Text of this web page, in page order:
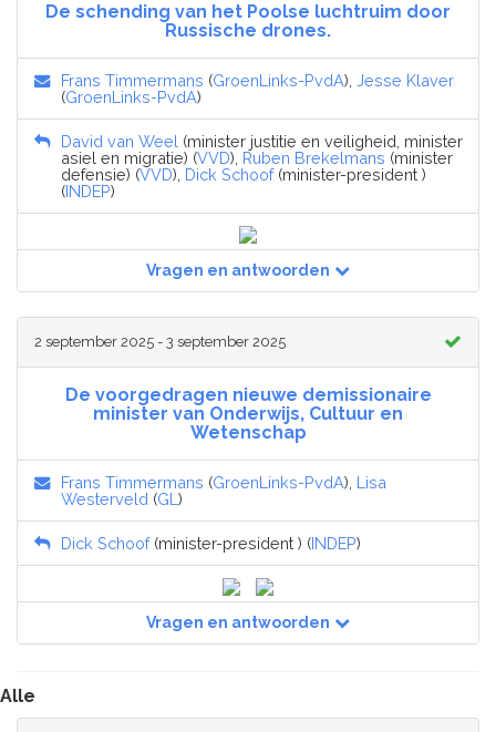
De schending van het Poolse luchtruim door
Russische drones.
Frans Timmermans (GroenLinks-PvdA), Jesse Klaver
(GroenLinks-PvdA)
David van Weel (minister justitie en veiligheid, minister
asiel en migratie) (VVD), Ruben Brekelmans (minister
defensie) (VVD), Dick Schoof(minister-president )
(INDEP)
Vragen en antwoorden
2 september 2025 - 3 september 2025
De voorgedragen nieuwe demissionaire
minister van Onderwijs, Cultuur en
Wetenschap
Frans Timmermans (GroenLinks-PvdA), Lisa
Westerveld (GL )
Dick Schoof(minister-president ) (INDEP)
Vragen en antwoorden
Alle